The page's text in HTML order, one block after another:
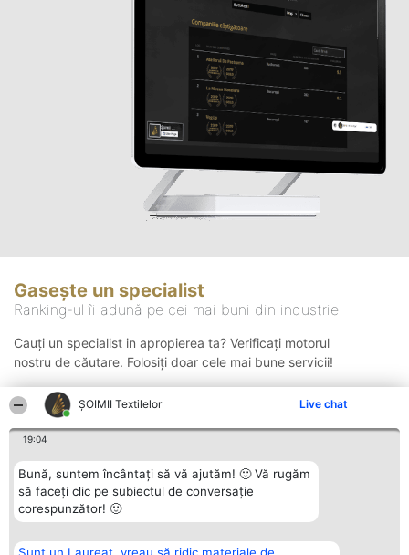
ȘOIMII Textilelor Live chat
19:04
Bună, suntem încântați să vă ajutăm! 🙂 Vă rugăm
să faceți clic pe subiectul de conversație
corespunzător! 🙂
Gasește un specialist
Ranking-ul îi adună pe cei mai buni din industrie
Cauți un specialist in apropierea ta? Verificați motorul
nostru de căutare. Folosiți doar cele mai bune servicii!